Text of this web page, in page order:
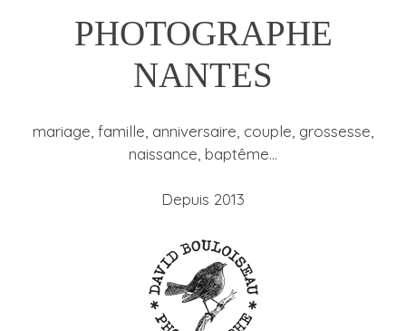
PHOTOGRAPHE
NANTES
mariage, famille, anniversaire, couple, grossesse,
naissance, baptême…
Depuis 2013